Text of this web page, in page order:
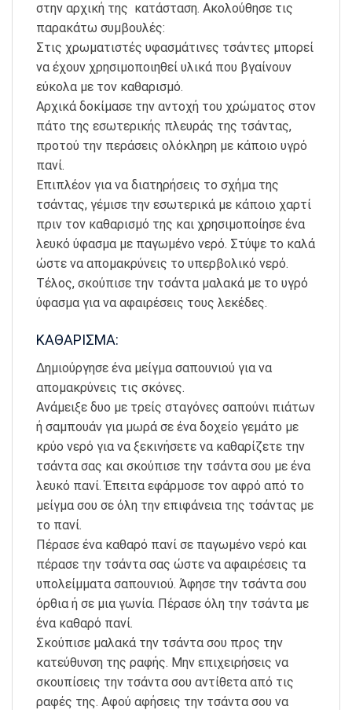
στην αρχική της κατάσταση. Ακολούθησε τις
παρακάτω συμβουλές:
Στις χρωματιστές υφασμάτινες τσάντες μπορεί
να έχουν χρησιμοποιηθεί υλικά που βγαίνουν
εύκολα με τον καθαρισμό.
Αρχικά δοκίμασε την αντοχή του χρώματος στον
πάτο της εσωτερικής πλευράς της τσάντας,
προτού την περάσεις ολόκληρη με κάποιο υγρό
πανί.
Επιπλέον για να διατηρήσεις το σχήμα της
τσάντας, γέμισε την εσωτερικά με κάποιο χαρτί
πριν τον καθαρισμό της και χρησιμοποίησε ένα
λευκό ύφασμα με παγωμένο νερό. Στύψε το καλά
ώστε να απομακρύνεις το υπερβολικό νερό.
Τέλος, σκούπισε την τσάντα μαλακά με το υγρό
ύφασμα για να αφαιρέσεις τους λεκέδες.
ΚΑΘΑΡΙΣΜΑ:
Δημιούργησε ένα μείγμα σαπουνιού για να
απομακρύνεις τις σκόνες.
Ανάμειξε δυο με τρείς σταγόνες σαπούνι πιάτων
ή σαμπουάν για μωρά σε ένα δοχείο γεμάτο με
κρύο νερό για να ξεκινήσετε να καθαρίζετε την
τσάντα σας και σκούπισε την τσάντα σου με ένα
λευκό πανί. Έπειτα εφάρμοσε τον αφρό από το
μείγμα σου σε όλη την επιφάνεια της τσάντας με
το πανί.
Πέρασε ένα καθαρό πανί σε παγωμένο νερό και
πέρασε την τσάντα σας ώστε να αφαιρέσεις τα
υπολείμματα σαπουνιού. Άφησε την τσάντα σου
όρθια ή σε μια γωνία. Πέρασε όλη την τσάντα με
ένα καθαρό πανί.
Σκούπισε μαλακά την τσάντα σου προς την
κατεύθυνση της ραφής. Μην επιχειρήσεις να
σκουπίσεις την τσάντα σου αντίθετα από τις
ραφές της. Αφού αφήσεις την τσάντα σου να